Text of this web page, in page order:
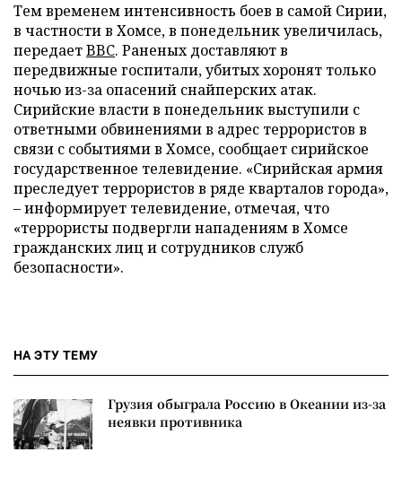
Тем временем интенсивность боев в самой Сирии,
в частности в Хомсе, в понедельник увеличилась,
передаетBBC. Раненых доставляют в
передвижные госпитали, убитых хоронят только
ночью из-за опасений снайперских атак.
Сирийские власти в понедельниквыступили с
ответными обвинениями в адрес террористов в
связи с событиями в Хомсе, сообщает сирийское
государственное телевидение. «Сирийская армия
преследует террористов в ряде кварталов города»,
– информирует телевидение, отмечая, что
«террористы подвергли нападениям в Хомсе
гражданских лиц и сотрудников служб
безопасности».
НА ЭТУ ТЕМУ
Грузия обыграла Россию в Океании из-за
неявки противника